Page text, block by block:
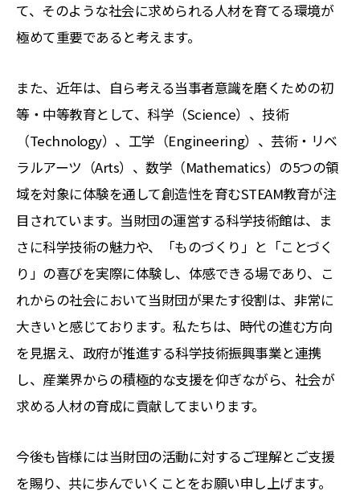
て、そのような社会に求められる人材を育てる環境が
極めて重要であると考えます。
また、近年は、自ら考える当事者意識を磨くための初
等・中等教育として、科学（Science）、技術
（Technology）、工学（Engineering）、芸術・リベ
ラルアーツ（Arts）、数学（Mathematics）の5つの領
域を対象に体験を通して創造性を育むSTEAM教育が注
目されています。当財団の運営する科学技術館は、ま
さに科学技術の魅力や、「ものづくり」と「ことづく
り」の喜びを実際に体験し、体感できる場であり、こ
れからの社会において当財団が果たす役割は、非常に
大きいと感じております。私たちは、時代の進む方向
を見据え、政府が推進する科学技術振興事業と連携
し、産業界からの積極的な支援を仰ぎながら、社会が
求める人材の育成に貢献してまいります。
今後も皆様には当財団の活動に対するご理解とご支援
を賜り、共に歩んでいくことをお願い申し上げます。